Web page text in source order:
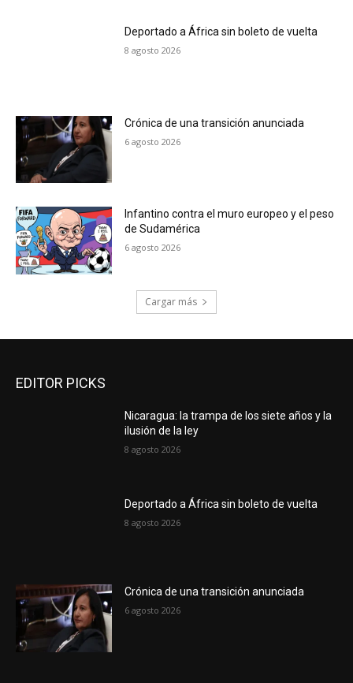
Deportado a África sin boleto de vuelta
8 agosto 2026
Crónica de una transición anunciada
6 agosto 2026
Infantino contra el muro europeo y el peso
de Sudamérica
6 agosto 2026
Cargar más
EDITOR PICKS
Nicaragua: la trampa de los siete años y la
ilusión de la ley
8 agosto 2026
Deportado a África sin boleto de vuelta
8 agosto 2026
Crónica de una transición anunciada
6 agosto 2026